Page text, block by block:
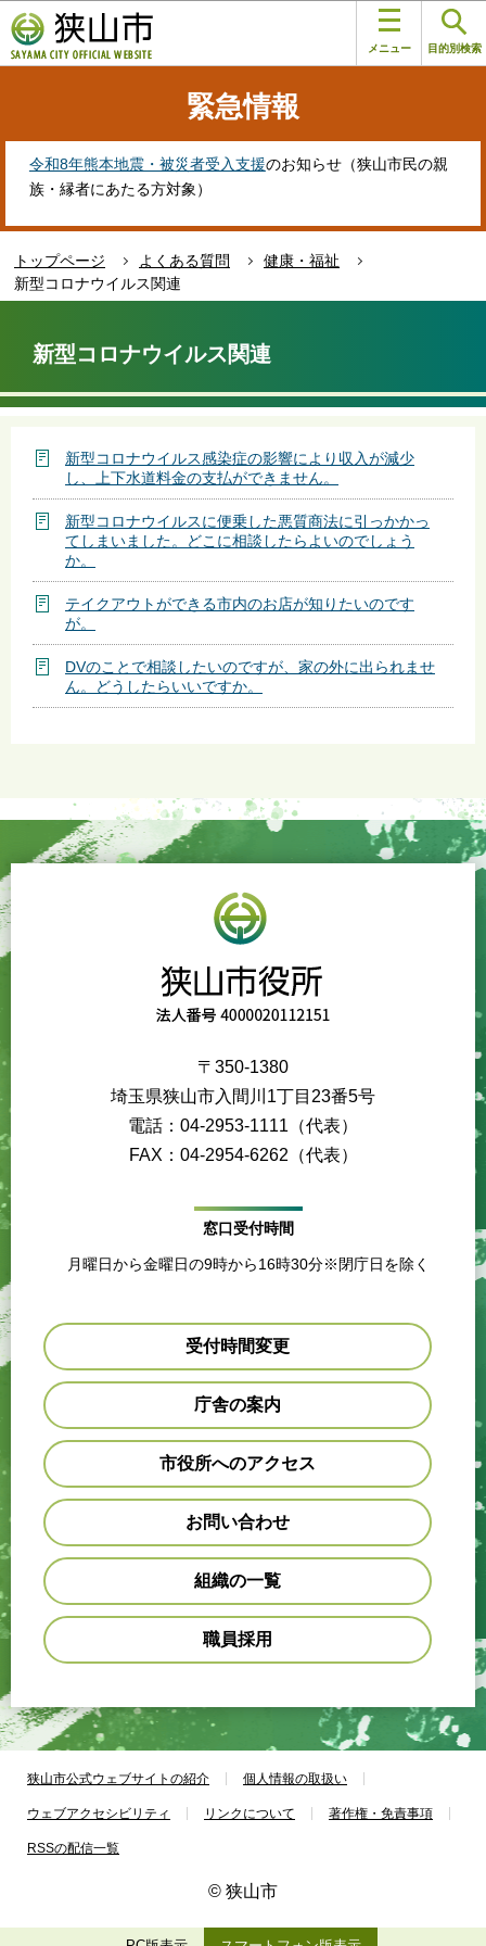
の
ペ
す
メニュー 目的別検索
緊急情報
令和8年熊本地震・被災者受入支援のお知らせ（狭山市民の親
族・縁者にあたる方対象）
トップページ よくある質問
健康・福祉
新型コロナウイルス関連
か
新型コロナウイルス関連
新型コロナウイルス感染症の影響により収入が減少
し、上下水道料金の支払ができません。
新型コロナウイルスに便乗した悪質商法に引っかかっ
てしまいました。どこに相談したらよいのでしょう
か。
テイクアウトができる市内のお店が知りたいのです
が。
DVのことで相談したいのですが、家の外に出られませ
ん。どうしたらいいですか。
〒350-1380
埼玉県狭山市入間川1丁目23番5号
電話：04-2953-1111（代表）
FAX：04-2954-6262（代表）
窓口受付時間
月曜日から金曜日の9時から16時30分※閉庁日を除く
受付時間変更
庁舎の案内
市役所へのアクセス
お問い合わせ
組織の一覧
職員採用
狭山市公式ウェブサイトの紹介 個人情報の取扱い
ウェブアクセシビリティ リンクについて 著作権・免責事項
RSSの配信一覧
© 狭山市